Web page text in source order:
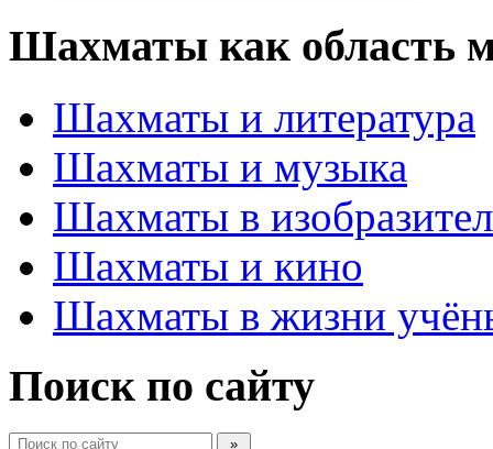
Шахматы как область
Шахматы и литература
Шахматы и музыка
Шахматы в
Шахматы и кино
Шахматы в жизни
Поиск по сайту